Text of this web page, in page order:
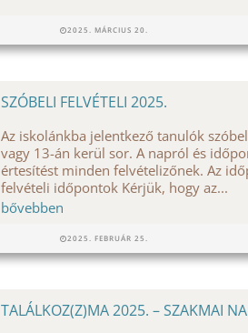
2025. MÁRCIUS 20.
SZÓBELI FELVÉTELI 2025.
Az iskolánkba jelentkező tanulók
vagy 13-án kerül sor. A napról és
értesítést minden felvételizőnek. Az
felvételi időpontok Kérjük, hogy az...
bővebben
2025. FEBRUÁR 25.
TALÁLKOZ(Z)MA 2025. – SZAKMAI